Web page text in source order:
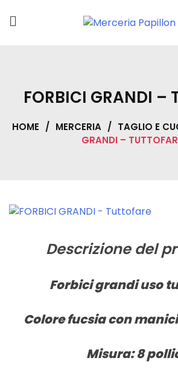
FORBICI GRANDI
HOME / MERCERIA / TAGLIO E
GRANDI –
Descrizione del
Forbici grandi uso
Colore fucsia con
Misura: 8